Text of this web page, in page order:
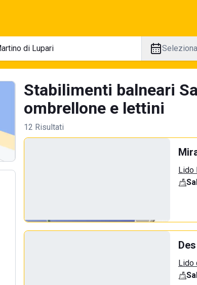
Stabilimenti balneari
ombrellone e lettini
12 Risultati
Lido
Lido